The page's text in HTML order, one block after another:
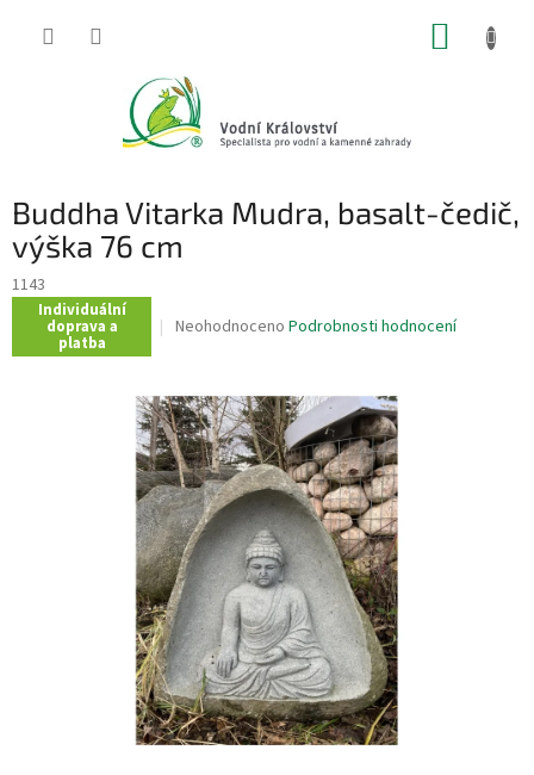
Buddha Vitarka Mudra, basalt-čedič,
výška 76 cm
1143
Individuální
doprava a
platba
Průměrné
je
0,0
z
5
hvězdiček.
Neohodnoceno Podrobnosti hodnocení